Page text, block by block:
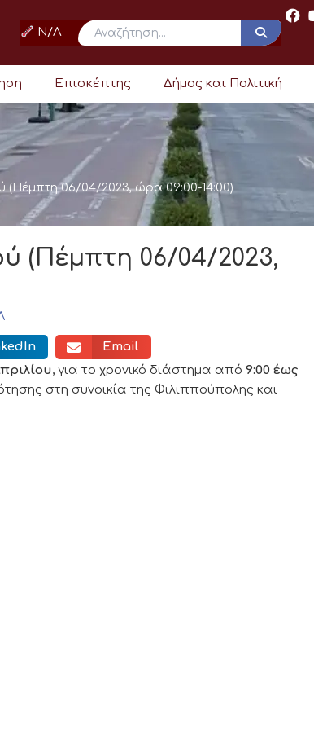
N/A
Επισκέπτης Δήμος και Πολιτική
(Πέμπτη 06/04/2023, ώρα 09:00-14:00)
(Πέμπτη 06/04/2023,
Email
, για το χρονικό διάστημα από 9:00 έως
στη συνοικία της Φιλιππούπολης και